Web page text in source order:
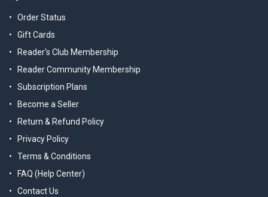
Order Status
Gift Cards
Reader's Club Membership
Reader Community Membership
Subscription Plans
Become a Seller
Return & Refund Policy
Privacy Policy
Terms & Conditions
FAQ (Help Center)
Contact Us